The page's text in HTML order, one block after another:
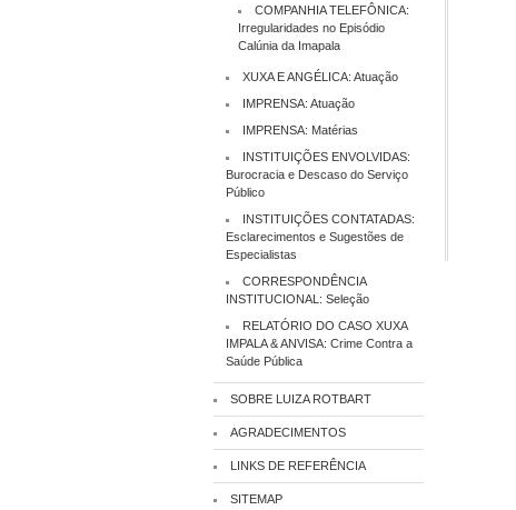
COMPANHIA TELEFÔNICA:
Irregularidades no Episódio
Calúnia da Imapala
XUXA E ANGÉLICA: Atuação
IMPRENSA: Atuação
IMPRENSA: Matérias
INSTITUIÇÕES ENVOLVIDAS:
Burocracia e Descaso do Serviço
Público
INSTITUIÇÕES CONTATADAS:
Esclarecimentos e Sugestões de
Especialistas
CORRESPONDÊNCIA
INSTITUCIONAL: Seleção
RELATÓRIO DO CASO XUXA
IMPALA & ANVISA: Crime Contra a
Saúde Pública
SOBRE LUIZA ROTBART
AGRADECIMENTOS
LINKS DE REFERÊNCIA
SITEMAP